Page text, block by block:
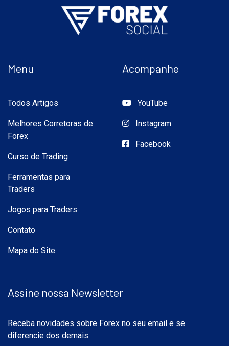
Menu
Todos Artigos
Melhores Corretoras de
Forex
Curso de Trading
Ferramentas para
Traders
Jogos para Traders
Contato
Mapa do Site
Acompanhe
YouTube
Instagram
Facebook
Assine nossa Newsletter
Receba novidades sobre Forex no seu email e se
diferencie dos demais